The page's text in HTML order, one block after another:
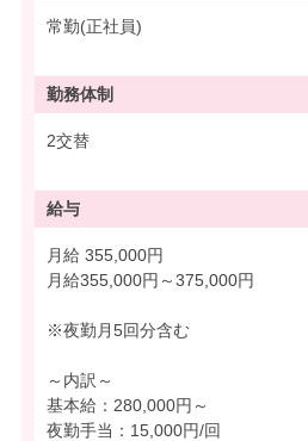
常勤(正社員)
勤務体制
2交替
給与
月給 355,000円
月給355,000円～375,000円
※夜勤月5回分含む
～内訳～
基本給：280,000円～
夜勤手当：15,000円/回